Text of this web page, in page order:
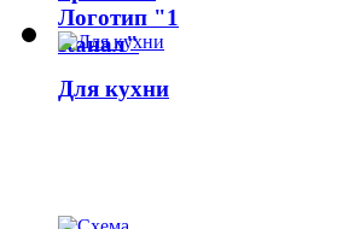
Логотип "1
Канал"
Для кухни